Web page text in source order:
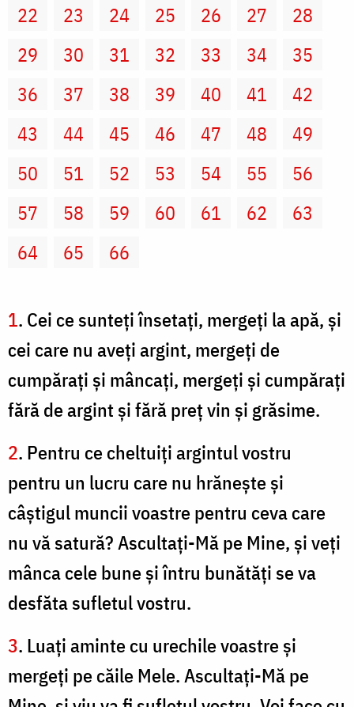
22
23 24 25 26 27
28
29
30 31 32 33 34
35
36
37 38 39 40 41
42
43
44 45 46 47 48
49
50
51 52 53 54 55
56
57
58 59 60 61 62
63
64
65 66
1. Cei ce sunteţi însetaţi, mergeţi la apă, şi
cei care nu aveţi argint, mergeţi de
cumpăraţi şi mâncaţi, mergeţi şi cumpăraţi
fără de argint şi fără preţ vin şi grăsime.
2. Pentru ce cheltuiţi argintul vostru
pentru un lucru care nu hrăneşte şi
câştigul muncii voastre pentru ceva care
nu vă satură? Ascultaţi-Mă pe Mine, şi veţi
mânca cele bune şi întru bunătăţi se va
desfăta sufletul vostru.
3. Luaţi aminte cu urechile voastre şi
mergeţi pe căile Mele. Ascultaţi-Mă pe